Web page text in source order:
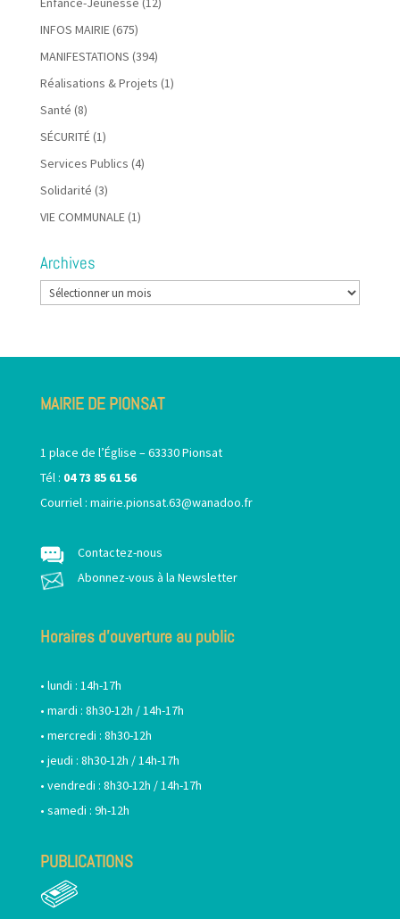
INFOS MAIRIE(675)
MANIFESTATIONS (394)
Réalisations & Projets (1)
Santé (8)
SÉCURITÉ(1)
Services Publics (4)
Solidarité (3)
VIE COMMUNALE(1)
Archives
Archives
MAIRIE DE PIONSAT
1 place de l’Église – 63330 Pionsat
Tél : 04 73 85 61 56
Courriel : mairie.pionsat.63@wanadoo.fr
Contactez-nous
Abonnez-vous à la Newsletter
Horaires d’ouverture au public
• lundi : 14h-17h
• mardi : 8h30-12h / 14h-17h
• mercredi : 8h30-12h
• jeudi : 8h30-12h / 14h-17h
• vendredi : 8h30-12h / 14h-17h
• samedi : 9h-12h
PUBLICATIONS